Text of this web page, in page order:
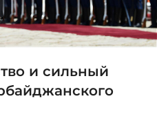
и сильный